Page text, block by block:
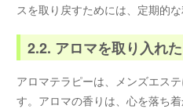
スを取り戻すためには、定期的な
2.2. アロマを取り入れ
アロマテラピーは、メンズエス
す。アロマの香りは、心を落ち